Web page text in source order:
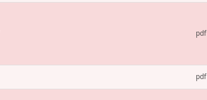
pdf
pdf